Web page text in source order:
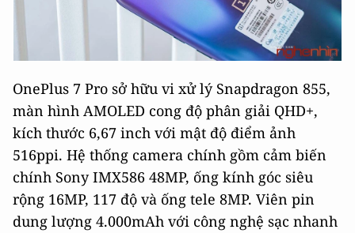
OnePlus 7 Pro sở hữu vi xử lý Snapdragon 855,
màn hình AMOLED cong độ phân giải QHD+,
kích thước 6,67 inch với mật độ điểm ảnh
516ppi. Hệ thống camera chính gồm cảm biến
chính Sony IMX586 48MP, ống kính góc siêu
rộng 16MP, 117 độ và ống tele 8MP. Viên pin
dung lượng 4.000mAh với công nghệ sạc nhanh